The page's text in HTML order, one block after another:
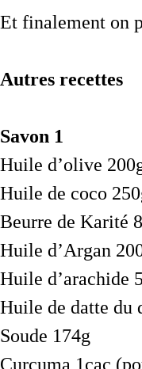
Et finalement on
Autres recettes
Savon 1
Huile d’olive
Huile de coco
Beurre de Karité
Huile d’Argan
Huile d’arachide
Huile de datte du
Soude 174g
Curcuma 1cac